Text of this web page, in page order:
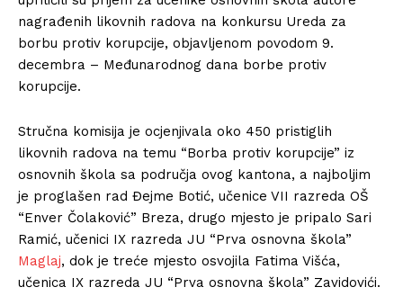
nagrađenih likovnih radova na konkursu Ureda za
borbu protiv korupcije, objavljenom povodom 9.
decembra – Međunarodnog dana borbe protiv
korupcije.
Stručna komisija je ocjenjivala oko 450 pristiglih
likovnih radova na temu “Borba protiv korupcije” iz
osnovnih škola sa područja ovog kantona, a najboljim
je proglašen rad Đejme Botić, učenice VII razreda OŠ
“Enver Čolaković” Breza, drugo mjesto je pripalo Sari
Ramić, učenici IX razreda JU “Prva osnovna škola”
Maglaj, dok je treće mjesto osvojila Fatima Višća,
učenica IX razreda JU “Prva osnovna škola” Zavidovići.